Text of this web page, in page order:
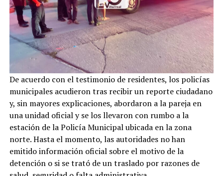
De acuerdo con el testimonio de residentes, los policías
municipales acudieron tras recibir un reporte ciudadano
y, sin mayores explicaciones, abordaron a la pareja en
una unidad oficial y se los llevaron con rumbo a la
estación de la Policía Municipal ubicada en la zona
norte. Hasta el momento, las autoridades no han
emitido información oficial sobre el motivo de la
detención o si se trató de un traslado por razones de